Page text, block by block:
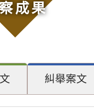
成果
糾舉案文